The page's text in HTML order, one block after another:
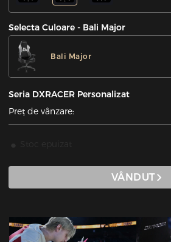
Selecta Culoare - Bali Major
Bali Major
Seria DXRACER Personalizat
Preț de vânzare:
VÂNDUT